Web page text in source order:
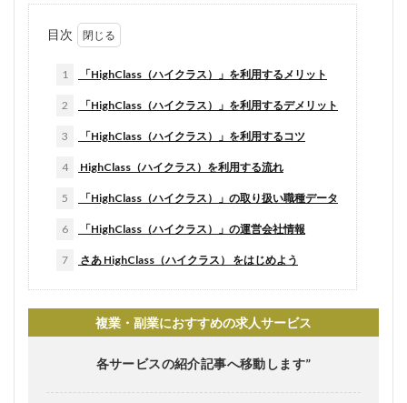
目次
1 「HighClass（ハイクラス）」を利用するメリット
2 「HighClass（ハイクラス）」を利用するデメリット
3 「HighClass（ハイクラス）」を利用するコツ
4 HighClass（ハイクラス）を利用する流れ
5 「HighClass（ハイクラス）」の取り扱い職種データ
6 「HighClass（ハイクラス）」の運営会社情報
7 さあ HighClass（ハイクラス） をはじめよう
複業・副業におすすめの求人サービス
各サービスの紹介記事へ移動します”